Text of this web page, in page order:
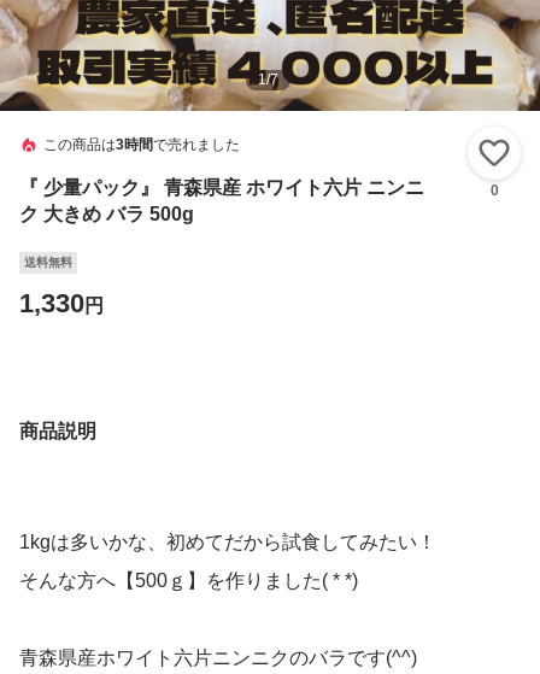
1/7
この商品は3時間で売れました
『 少量パック』 青森県産 ホワイト六片 ニンニ
ク 大きめ バラ 500g
0
送料無料
1,330円
商品説明
1kgは多いかな、初めてだから試食してみたい！
そんな方へ【500ｇ】を作りました( * *)
青森県産ホワイト六片ニンニクのバラです(^^)